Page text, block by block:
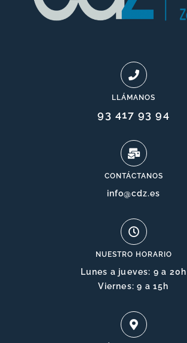
LLÁMANOS
93 417 93 94
CONTÁCTANOS
info@cdz.es
NUESTRO HORARIO
Lunes a jueves: 9 a 20h
Viernes: 9 a 15h